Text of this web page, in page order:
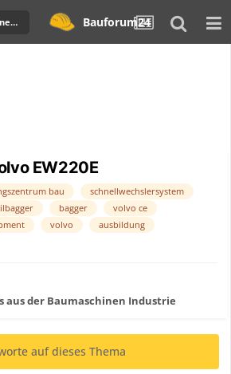
News aus der Baumaschinen Industrie Bauforum24
EW220E
bau
schnellwechslersystem
bagger
volvo ce
volvo
ausbildung
aus der Baumaschinen Industrie
auf dieses Thema